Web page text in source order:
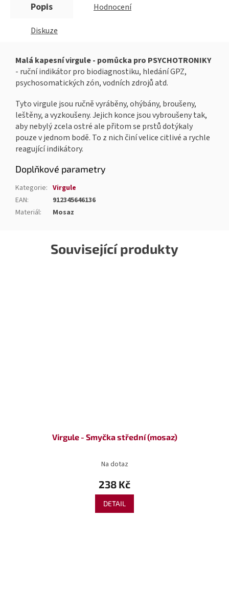
Související produkty
Virgule - Smyčka střední (mosaz)
Na dotaz
238 Kč
DETAIL
Popis Hodnocení
Diskuze
Malá kapesní virgule - pomůcka pro PSYCHOTRONIKY
- ruční indikátor pro biodiagnostiku, hledání GPZ,
psychosomatických zón, vodních zdrojů atd.
Tyto virgule jsou ručně vyráběny, ohýbány, broušeny,
leštěny, a vyzkoušeny. Jejich konce jsou vybroušeny tak,
aby nebylý zcela ostré ale přitom se prstů dotýkaly
pouze v jednom bodě. To z nich činí velice citlivé a rychle
reagující indikátory.
Doplňkové parametry
Kategorie: Virgule
EAN:
912345646136
Materiál: Mosaz